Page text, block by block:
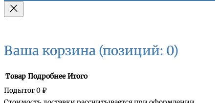
Ваша корзина (позиций: 0)
Товар Подробнее Итого
Подытог0 ₽